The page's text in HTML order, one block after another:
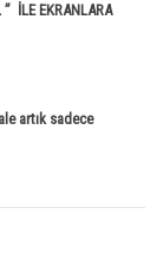
” İLE EKRANLARA
artık sadece